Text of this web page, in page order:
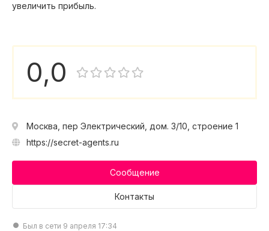
увеличить прибыль.
0,0
Москва, пер Электрический, дом. 3/10, строение 1
https://secret-agents.ru
Сообщение
Контакты
Был в сети 9 апреля 17:34